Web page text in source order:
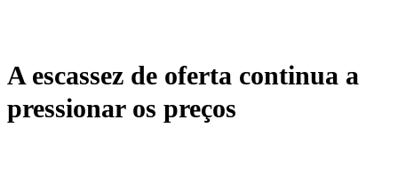
A escassez de oferta continua a
pressionar os preços